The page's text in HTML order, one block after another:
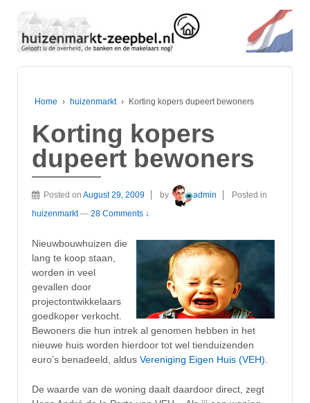
Home › huizenmarkt › Korting kopers dupeert bewoners
Korting kopers
dupeert bewoners
Posted on August 29, 2009 by admin
Posted in
huizenmarkt — 28 Comments ↓
Nieuwbouwhuizen die
lang te koop staan,
worden in veel
gevallen door
projectontwikkelaars
goedkoper verkocht.
Bewoners die hun intrek al genomen hebben in het
nieuwe huis worden hierdoor tot wel tienduizenden
euro’s benadeeld, aldus Vereniging Eigen Huis (VEH)
De waarde van de woning daalt daardoor direct, zegt